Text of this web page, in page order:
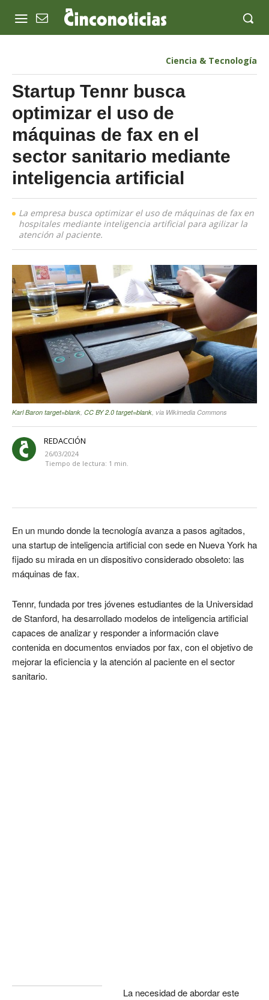
Ciencia & Tecnología
Startup Tennr busca
optimizar el uso de
máquinas de fax en el
sector sanitario mediante
inteligencia artificial
La empresa busca optimizar el uso de máquinas de fax en
hospitales mediante inteligencia artificial para agilizar la
atención al paciente.
Karl Baron target=blank, CC BY 2.0 target=blank, via Wikimedia Commons
REDACCIÓN
26/03/2024
Tiempo de lectura: 1 min.
En un mundo donde la tecnología avanza a pasos agitados,
una startup de inteligencia artificial con sede en Nueva York ha
fijado su mirada en un dispositivo considerado obsoleto: las
máquinas de fax.
Tennr, fundada por tres jóvenes estudiantes de la Universidad
de Stanford, ha desarrollado modelos de inteligencia artificial
capaces de analizar y responder a información clave
contenida en documentos enviados por fax, con el objetivo de
mejorar la eficiencia y la atención al paciente en el sector
sanitario.
La necesidad de abordar este